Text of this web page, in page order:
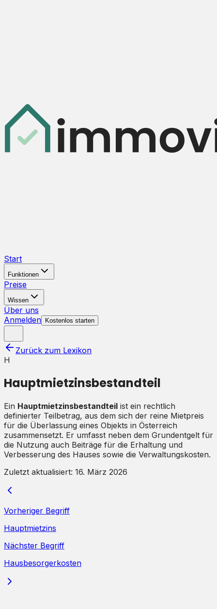
Start
Funktionen
Preise
Wissen
Über uns
Anmelden
Kostenlos starten
Zurück zum Lexikon
H
Hauptmietzinsbestandteil
Ein Hauptmietzinsbestandteil ist ein rechtlich
definierter Teilbetrag, aus dem sich der reine Mietpreis
für die Überlassung eines Objekts in Österreich
zusammensetzt. Er umfasst neben dem Grundentgelt für
die Nutzung auch Beiträge für die Erhaltung und
Verbesserung des Hauses sowie die Verwaltungskosten.
Zuletzt aktualisiert: 16. März 2026
Vorheriger Begriff
Hauptmietzins
Nächster Begriff
Hausbesorgerkosten